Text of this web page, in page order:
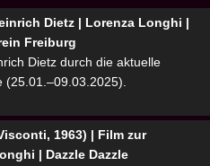
Dietz | Lorenza Longhi |
Freiburg
Dietz durch die aktuelle
(25.01.–09.03.2025).
1963) | Film zur
| Dazzle Dazzle